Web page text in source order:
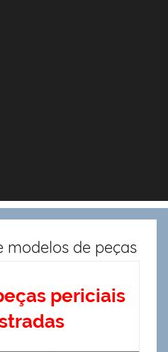
modelos de peças
periciais